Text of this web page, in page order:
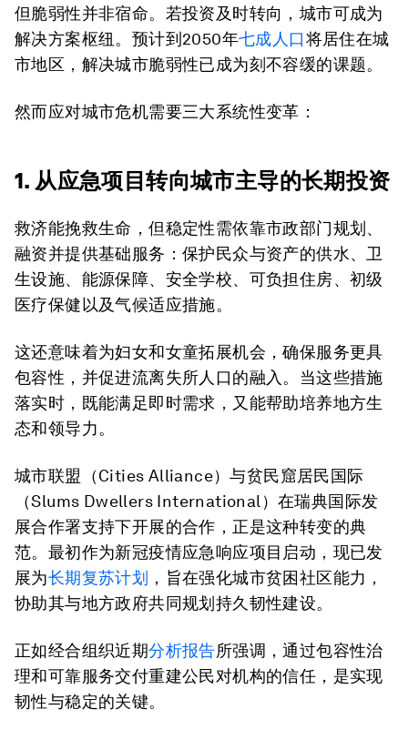
但脆弱性并非宿命。若投资及时转向，城市可成为
解决方案枢纽。预计到2050年七成人口将居住在城
市地区，解决城市脆弱性已成为刻不容缓的课题。
然而应对城市危机需要三大系统性变革：
1. 从应急项目转向城市主导的长期投资
救济能挽救生命，但稳定性需依靠市政部门规划、
融资并提供基础服务：保护民众与资产的供水、卫
生设施、能源保障、安全学校、可负担住房、初级
医疗保健以及气候适应措施。
这还意味着为妇女和女童拓展机会，确保服务更具
包容性，并促进流离失所人口的融入。当这些措施
落实时，既能满足即时需求，又能帮助培养地方生
态和领导力。
城市联盟（Cities Alliance）与贫民窟居民国际
（Slums Dwellers International）在瑞典国际发
展合作署支持下开展的合作，正是这种转变的典
范。最初作为新冠疫情应急响应项目启动，现已发
展为长期复苏计划 ，旨在强化城市贫困社区能力，
协助其与地方政府共同规划持久韧性建设。
正如经合组织近期分析报告所强调，通过包容性治
理和可靠服务交付重建公民对机构的信任，是实现
韧性与稳定的关键。